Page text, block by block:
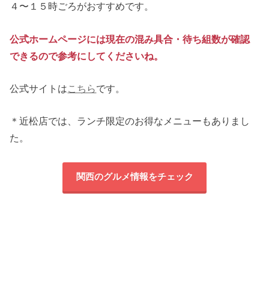
４〜１５時ごろがおすすめです。
公式ホームページには現在の混み具合・待ち組数が確認
できるので参考にしてくださいね。
公式サイトはこちらです。
＊近松店では、ランチ限定のお得なメニューもありまし
た。
関西のグルメ情報をチェック